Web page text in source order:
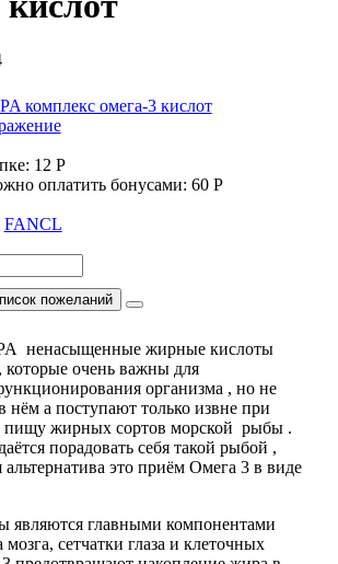
12 Р
оплатить бонусами: 60 Р
FANCL
ненасыщенные жирные кислоты
которые очень важны для
организма , но не
нём а поступают только извне при
пищу жирных сортов морской рыбы .
порадовать себя такой рыбой ,
это приём Омега 3 в виде
являются главными компонентами
мозга, сетчатки глаза и клеточных